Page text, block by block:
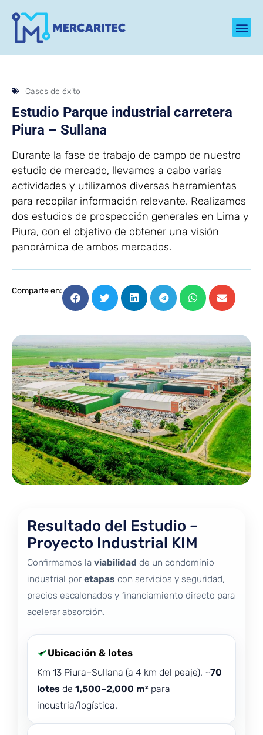
Casos de éxito
Estudio Parque industrial carretera
Piura – Sullana
Durante la fase de trabajo de campo de nuestro
estudio de mercado, llevamos a cabo varias
actividades y utilizamos diversas herramientas
para recopilar información relevante. Realizamos
dos estudios de prospección generales en Lima y
Piura, con el objetivo de obtener una visión
panorámica de ambos mercados.
Comparte en:
Resultado del Estudio –
Proyecto Industrial KIM
Confirmamos la viabilidad de un condominio
industrial poretapas con servicios y seguridad,
precios escalonados y financiamiento directo para
acelerar absorción.
Ubicación & lotes
Km 13 Piura–Sullana (a 4 km del peaje). ~70
lotes de 1,500–2,000 m² para
industria/logística.